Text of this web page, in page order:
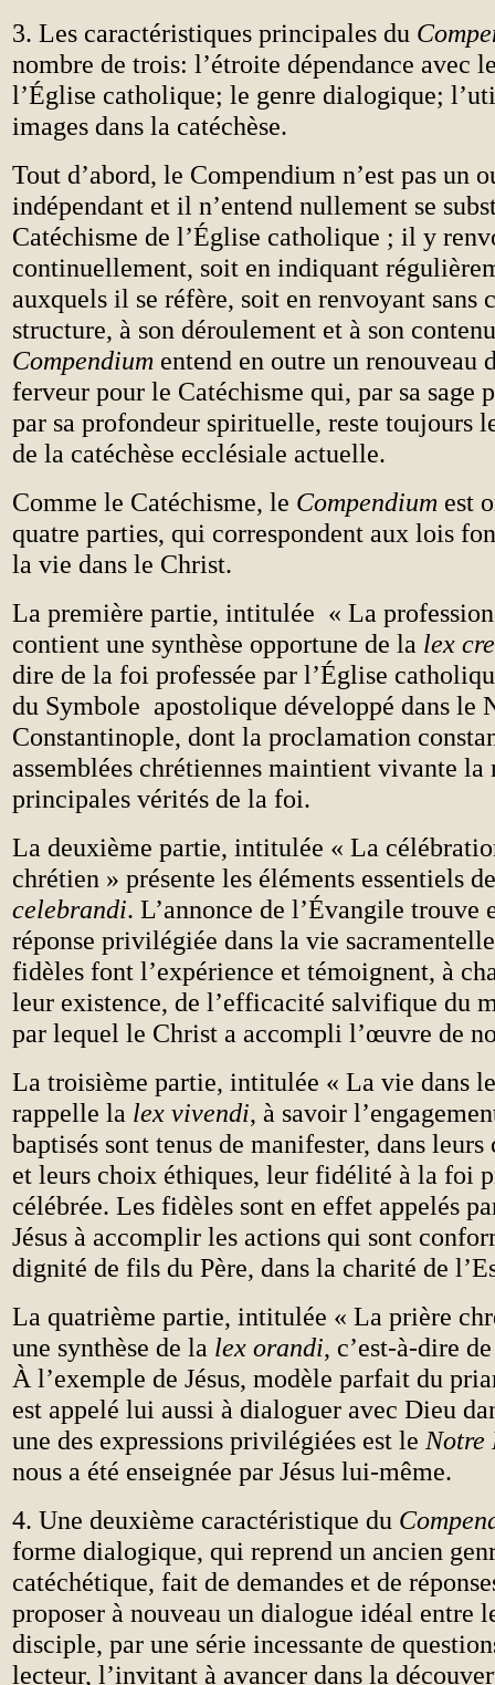
3. Les caractéristiques principales du
nombre de trois: l’étroite dépendance avec
l’Église catholique; le genre dialogique;
images dans la catéchèse.
Tout d’abord, le Compendium n’est pas un
indépendant et il n’entend nullement se
Catéchisme de l’Église catholique ; il y
continuellement, soit en indiquant
auxquels il se réfère, soit en renvoyant sans
structure, à son déroulement et à son
Compendium entend en outre un renouveau
ferveur pour le Catéchisme qui, par sa sage
par sa profondeur spirituelle, reste toujours
de la catéchèse ecclésiale actuelle.
Comme le Catéchisme, le Compendium est
quatre parties, qui correspondent aux lois
la vie dans le Christ.
La première partie, intitulée « La
contient une synthèse opportune de la lex
dire de la foi professée par l’Église
du Symbole apostolique développé dans le
Constantinople, dont la proclamation
assemblées chrétiennes maintient vivante la
principales vérités de la foi.
La deuxième partie, intitulée « La
chrétien » présente les éléments essentiels
celebrandi. L’annonce de l’Évangile trouve
réponse privilégiée dans la vie
fidèles font l’expérience et témoignent, à
leur existence, de l’efficacité salvifique du
par lequel le Christ a accompli l’œuvre de
La troisième partie, intitulée « La vie dans
rappelle la lex vivendi, à savoir
baptisés sont tenus de manifester, dans
et leurs choix éthiques, leur fidélité à la foi
célébrée. Les fidèles sont en effet appelés
Jésus à accomplir les actions qui sont
dignité de fils du Père, dans la charité de
La quatrième partie, intitulée « La prière
une synthèse de la lex orandi, c’est-à-dire
À l’exemple de Jésus, modèle parfait du
est appelé lui aussi à dialoguer avec Dieu
une des expressions privilégiées est le Notre
nous a été enseignée par Jésus lui-même.
4. Une deuxième caractéristique du
forme dialogique, qui reprend un ancien
catéchétique, fait de demandes et de
proposer à nouveau un dialogue idéal entre
disciple, par une série incessante de
lecteur, l’invitant à avancer dans la